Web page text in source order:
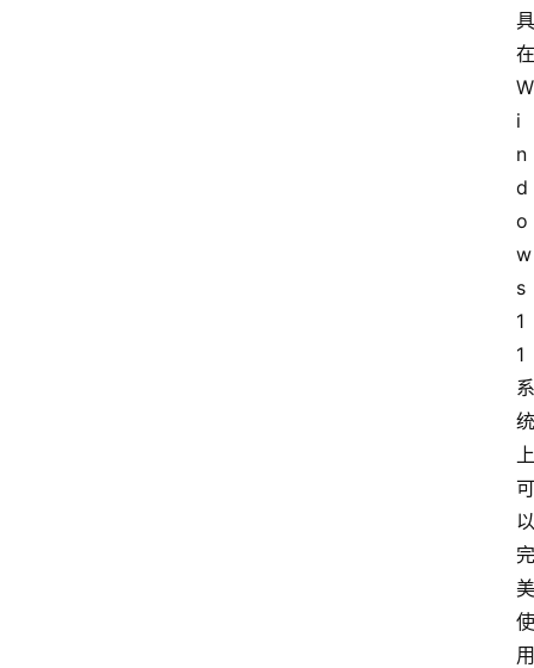
具
在
W
i
n
d
o
w
s
1
1
系
统
上
可
以
完
美
使
用